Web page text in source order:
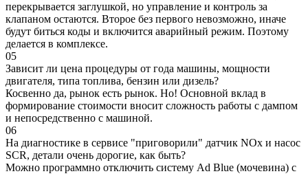
перекрывается заглушкой, но управление и контроль за
клапаном остаются. Второе без первого невозможно, иначе
будут биться коды и включится аварийный режим. Поэтому
делается в комплексе.
05
Зависит ли цена процедуры от года машины, мощности
двигателя, типа топлива, бензин или дизель?
Косвенно да, рынок есть рынок. Но! Основной вклад в
формирование стоимости вносит сложность работы с дампом
и непосредственно с машиной.
06
На диагностике в сервисе "приговорили" датчик NOx и насос
SCR, детали очень дорогие, как быть?
Можно программно отключить систему Ad Blue (мочевина) с